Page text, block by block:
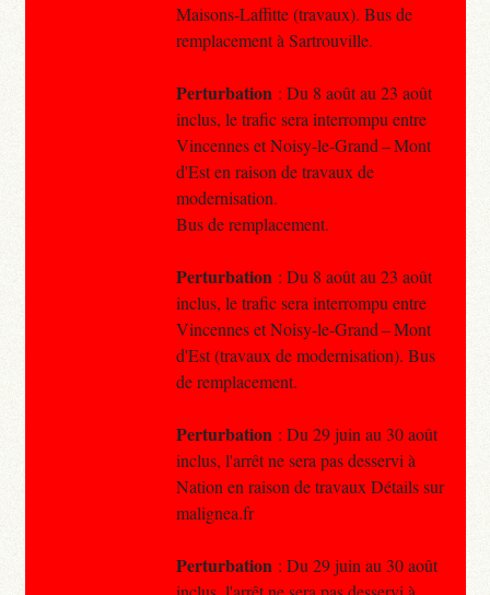
Maisons-Laffitte (travaux). Bus de
remplacement à Sartrouville.
Perturbation : Du 8 août au 23 août
inclus, le trafic sera interrompu entre
Vincennes et Noisy-le-Grand – Mont
d'Est en raison de travaux de
modernisation.
Bus de remplacement.
Perturbation : Du 8 août au 23 août
inclus, le trafic sera interrompu entre
Vincennes et Noisy-le-Grand – Mont
d'Est (travaux de modernisation). Bus
de remplacement.
Perturbation : Du 29 juin au 30 août
inclus, l'arrêt ne sera pas desservi à
Nation en raison de travaux Détails sur
malignea.fr
Perturbation : Du 29 juin au 30 août